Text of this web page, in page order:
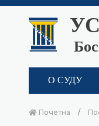
О СУДУ
Почетна